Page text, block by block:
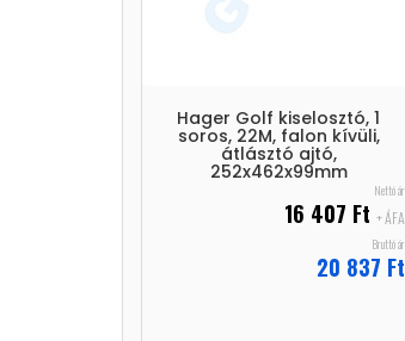
Hager Golf kiselosztó, 1
soros, 22M, falon kívüli,
átlásztó ajtó,
252x462x99mm
Nettó ár
16 407 Ft + ÁFA
Bruttó ár
20 837 Ft